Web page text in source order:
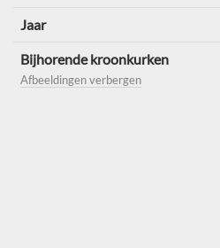
Jaar
Bijhorende kroonkurken
Afbeeldingen verbergen